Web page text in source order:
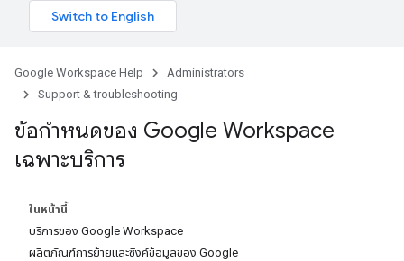
Google Workspace Help
Administrators
Support & troubleshooting
ข้อกำหนดของ Google Workspace
เฉพาะบริการ
ในหน้านี้
บริการของ Google Workspace
ผลิตภัณฑ์การย้ายและซิงค์ข้อมูลของ Google